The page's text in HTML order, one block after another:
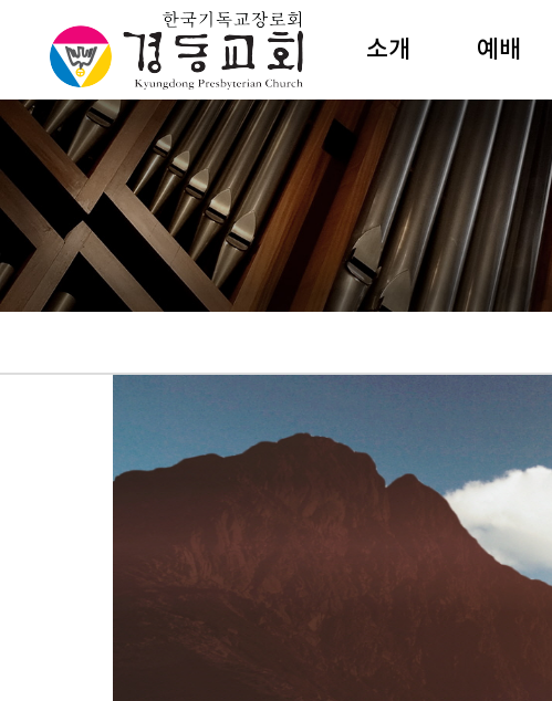
소개
담임목사
섬기는이
교회조직
예배안내
새교우안내
예전해설
갤러리카페
예배
주일예배
성경강해
수요예배
절기예배
특별예배
예배음악
상제례식